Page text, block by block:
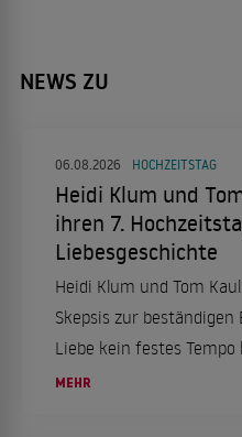
NEWS ZU
06.08.2026 HOCHZEITSTAG
Heidi Klum und
ihren 7.
Liebesgeschichte
Heidi Klum und Tom
Skepsis zur beständigen
Liebe kein festes
überdauern kann.
MEHR